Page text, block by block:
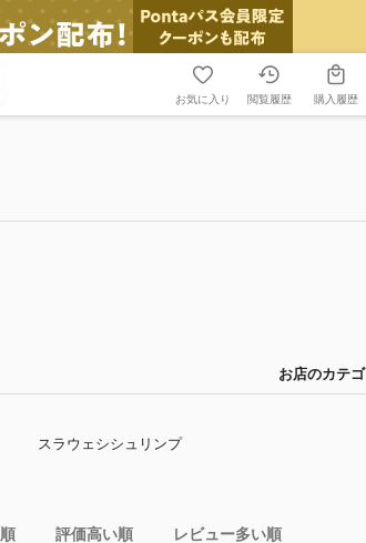
お気に入り 閲覧履歴 購入履歴
お店のカテ
スラウェシシュリンプ
評価高い順 レビュー多い順